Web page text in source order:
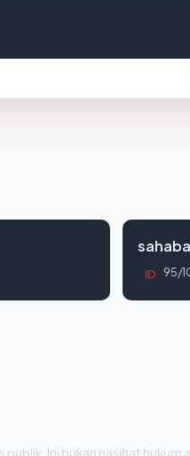
ID 95/
Ini bukan nasihat hukum